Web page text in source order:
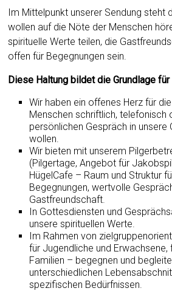
Im Mittelpunkt unserer Sendung steht
wollen auf die Nöte der Menschen
spirituelle Werte teilen, die
offen für Begegnungen sein.
Diese Haltung bildet die Grundlage
Wir haben ein offenes Herz für
Menschen schriftlich, telefonisch
persönlichen Gespräch in
wollen.
Wir bieten mit unserem
(Pilgertage, Angebot für
HügelCafe – Raum und Struktur
Begegnungen, wertvolle
Gastfreundschaft.
In Gottesdiensten und
unsere spirituellen Werte.
Im Rahmen von
für Jugendliche und Erwachsene,
Familien – begegnen und
unterschiedlichen
spezifischen Bedürfnissen.